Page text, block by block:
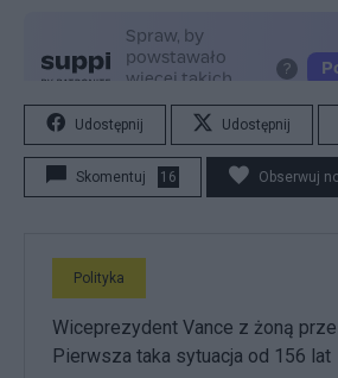
Udostępnij Udostępnij
Skomentuj 16 Obserwuj
Polityka
Wiceprezydent Vance z żoną
Pierwsza taka sytuacja od 156 lat